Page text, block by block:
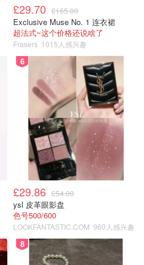
£29.70 £165.00
Exclusive Muse No. 1 连衣裙
超法式~这个价格还说啥了
Frasers 1015人感兴趣
6
£29.86 £54.00
ysl 皮革眼影盘
色号500/600
LOOKFANTASTIC.COM 960人感兴趣
8